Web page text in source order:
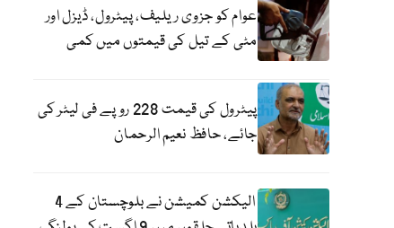
عوام کو جزوی ریلیف، پیٹرول، ڈیزل اور
مٹی کے تیل کی قیمتوں میں کمی
پیٹرول کی قیمت 228 روپے فی لیٹر کی
جائے، حافظ نعیم الرحمان
الیکشن کمیشن نے بلوچستان کے 4